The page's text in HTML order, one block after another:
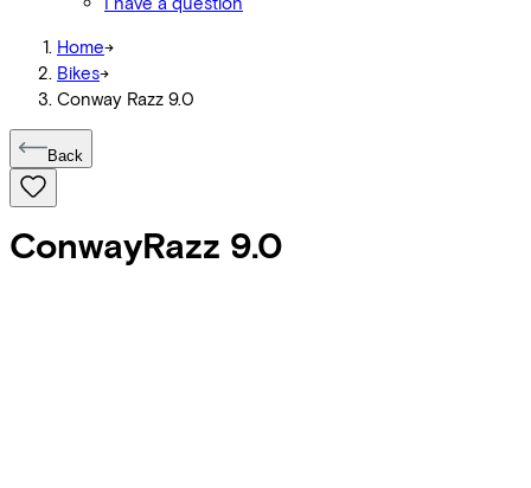
Home->
Bikes->
Conway Razz 9.0
Back
ConwayRazz 9.0